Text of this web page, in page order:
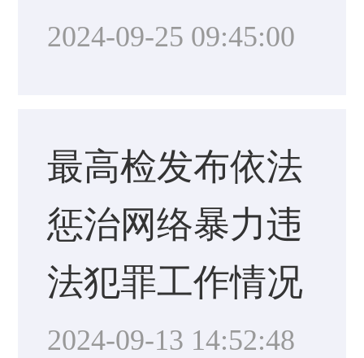
2024-09-25 09:45:00
最高检发布依法
惩治网络暴力违
法犯罪工作情况
2024-09-13 14:52:48